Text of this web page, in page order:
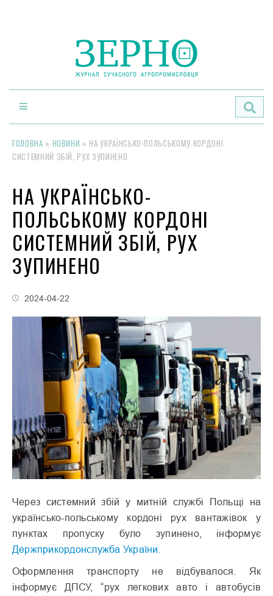
ГОЛОВНА » НОВИНИ » НА УКРАЇНСЬКО-ПОЛЬСЬКОМУ КОРДОНІ
СИСТЕМНИЙ ЗБІЙ, РУХ ЗУПИНЕНО
НА УКРАЇНСЬКО-
ПОЛЬСЬКОМУ КОРДОНІ
СИСТЕМНИЙ ЗБІЙ, РУХ
ЗУПИНЕНО
2024-04-22
Через системний збій у митній службі Польщі на
українсько-польському кордоні рух вантажівок у
пунктах пропуску було зупинено, інформує
Держприкордонслужба України.
Оформлення транспорту не відбувалося. Як
інформує ДПСУ, “рух легкових авто і автобусів